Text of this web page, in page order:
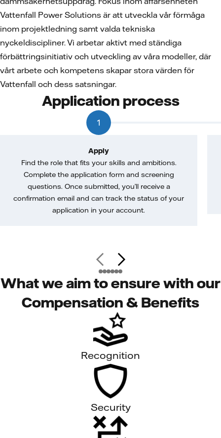
Vattenfall Power Solutions är att utveckla vår förmåga
inom projektledning samt valda tekniska
nyckeldiscipliner. Vi arbetar aktivt med ständiga
förbättringsinitiativ och utveckling av våra modeller, där
vårt arbete och kompetens skapar stora värden för
Vattenfall och dess satsningar.
Application process
1
Apply
Find the role that fits your skills and ambitions.
Complete the application form and screening
questions. Once submitted, you’ll receive a
confirmation email and can track the status of your
application in your account.
What we aim to ensure with our
Compensation & Benefits
Recognition
Security